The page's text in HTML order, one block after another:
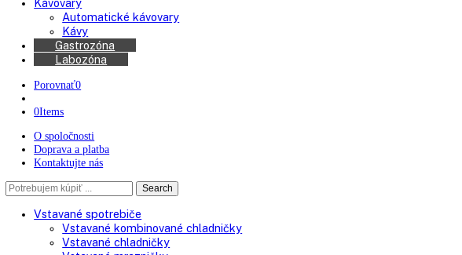
Americké chladničky
Chladničky na víno
Kávovary
Automatické kávovary
Kávy
Gastrozóna
Porovnať
0Items
O spoločnosti
Doprava a platba
Kontaktujte nás
Search